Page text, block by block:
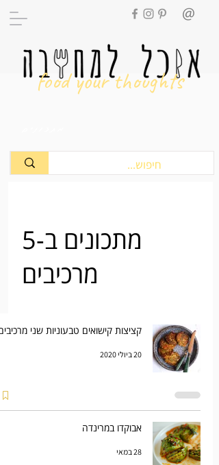
food your thoughts
מתכונים ב-5
מרכיבים
קציצות קישואים טבעוניות שני
20 ביולי 2020
אבוקדו במרינדה
28 במאי